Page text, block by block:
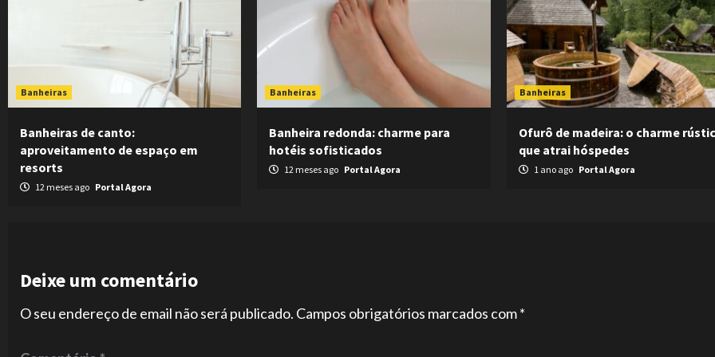
Banheiras
Banheiras de canto:
aproveitamento de espaço em
resorts
12 meses ago Portal Agora
Banheiras
Banheira redonda: charme para
hotéis sofisticados
12 meses ago Portal Agora
Banheiras
Ofurô de madeira: o charme
que atrai hóspedes
1 ano ago Portal Agora
Deixe um comentário
O seu endereço de email não será publicado. Campos obrigatórios marcados com*